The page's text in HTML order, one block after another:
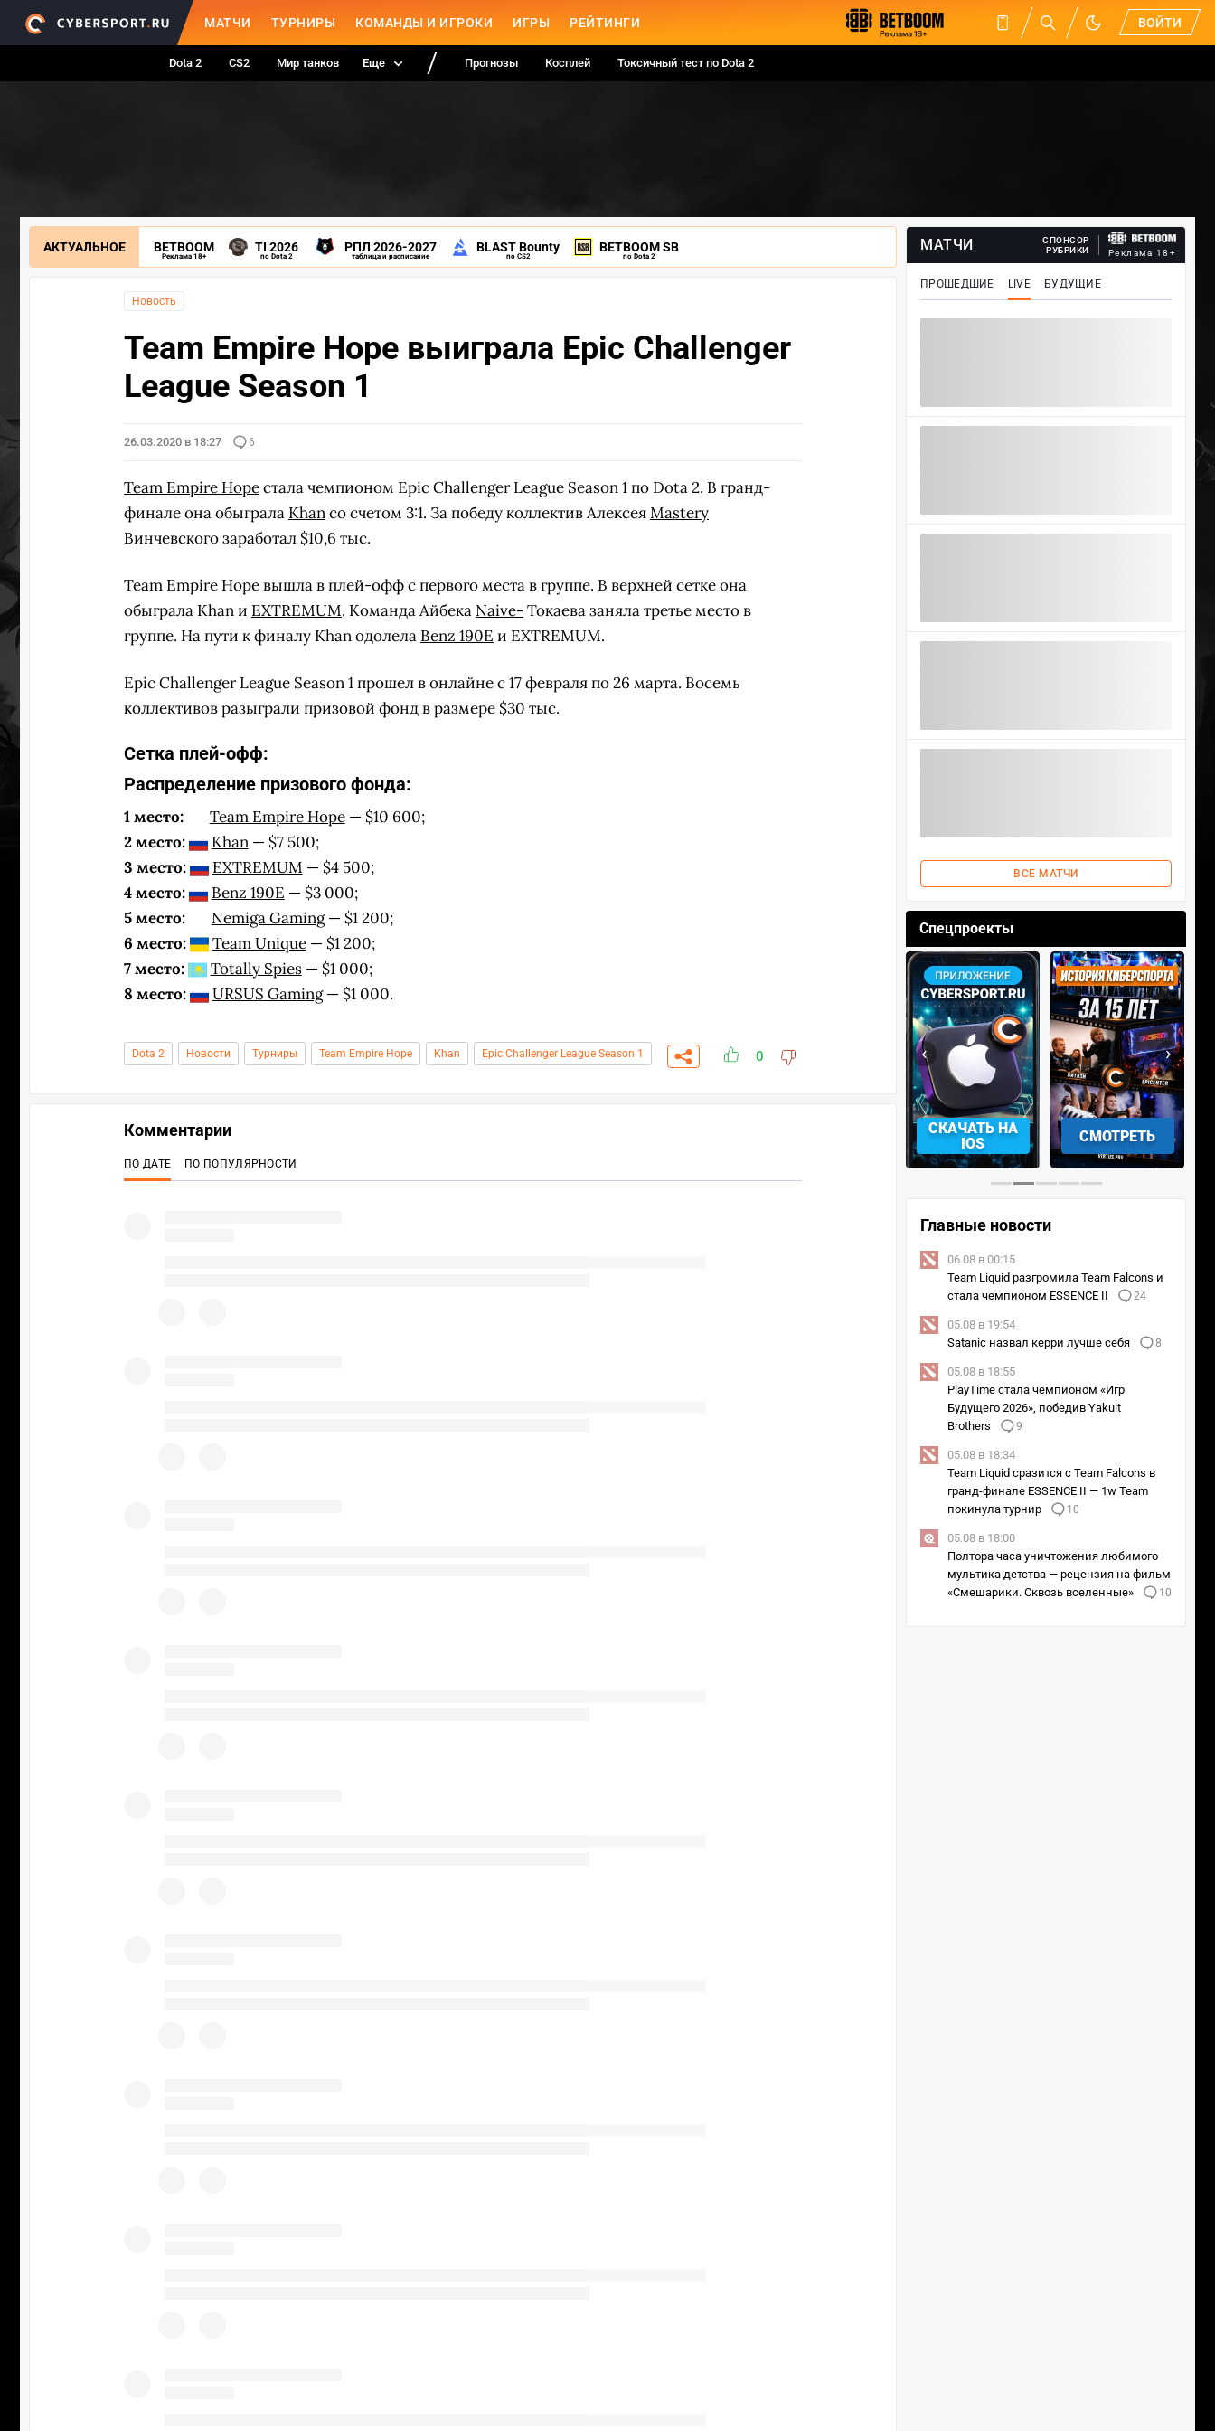
МАТЧИ ТУРНИРЫ КОМАНДЫ И ИГРОКИ ИГРЫ РЕЙТИНГИ ВОЙТИ
Dota 2 CS2 Мир танков Еще Прогнозы Косплей Токсичный тест по Dota 2
АКТУАЛЬНОЕ BETBOOM
Реклама 18+
TI 2026
по Dota 2
РПЛ 2026-2027
таблица и расписание
BLAST Bounty
по CS2
BETBOOM SB
по Dota 2
Новость
Team Empire Hope выиграла Epic Challenger
League Season 1
26.03.2020 в 18:27 6
Team Empire Hopeстала чемпионом Epic Challenger League Season 1 по Dota 2. В гранд-
финале она обыграла Khanсо счетом 3:1. За победу коллектив АлексеяMastery
Винчевского заработал $10,6 тыс.
Team Empire Hope вышла в плей-офф с первого места в группе. В верхней сетке она
обыграла Khan и EXTREMUM. Команда Айбека Naive-Токаева заняла третье место в
группе. На пути к финалу Khan одолела Benz 190E и EXTREMUM.
Epic Challenger League Season 1 прошел в онлайне с 17 февраля по 26 марта. Восемь
коллективов разыграли призовой фонд в размере $30 тыс.
Сетка плей-офф:
Распределение призового фонда:
1 место: Team Empire Hope— $10 600;
2 место:
Khan— $7 500;
3 место:
EXTREMUM — $4 500;
4 место:
Benz 190E — $3 000;
5 место:
Nemiga Gaming— $1 200;
6 место:
Team Unique— $1 200;
7 место:
Totally Spies— $1 000;
8 место:
URSUS Gaming— $1 000.
Dota 2 Новости Турниры Team Empire Hope Khan Epic Challenger League Season 1 0
МАТЧИ
СПОНСОР
РУБРИКИ
Реклама 18+
ПРОШЕДШИЕ LIVE БУДУЩИЕ
ВСЕ МАТЧИ
Спецпроекты
СМОТРЕТЬ УЧАСТВОВАТЬ
‹ ›
Главные новости
06.08 в 00:15
Team Liquid разгромила Team Falcons и
стала чемпионом ESSENCE II
24
05.08 в 19:54
Satanic назвал керри лучше себя
8
05.08 в 18:55
PlayTime стала чемпионом «Игр
Будущего 2026», победив Yakult
Brothers
9
05.08 в 18:34
Team Liquid сразится с Team Falcons в
гранд-финале ESSENCE II — 1w Team
покинула турнир
10
05.08 в 18:00
Полтора часа уничтожения любимого
мультика детства — рецензия на фильм
«Смешарики. Сквозь вселенные»
10
Комментарии
ПО ДАТЕ ПО ПОПУЛЯРНОСТИ